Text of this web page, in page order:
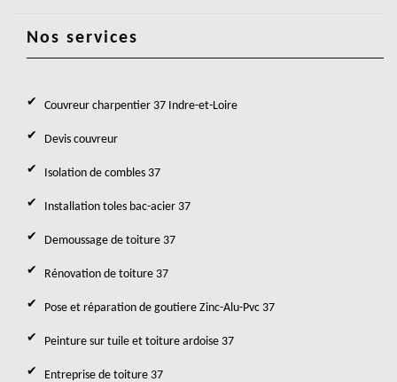
Nos services
Couvreur charpentier 37 Indre-et-Loire
Devis couvreur
Isolation de combles 37
Installation toles bac-acier 37
Demoussage de toiture 37
Rénovation de toiture 37
Pose et réparation de goutiere Zinc-Alu-Pvc 37
Peinture sur tuile et toiture ardoise 37
Entreprise de toiture 37